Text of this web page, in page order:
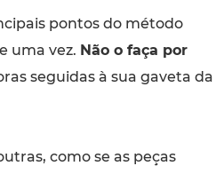
pontos do método
uma vez. Não o faça por
seguidas à sua gaveta da
como se as peças